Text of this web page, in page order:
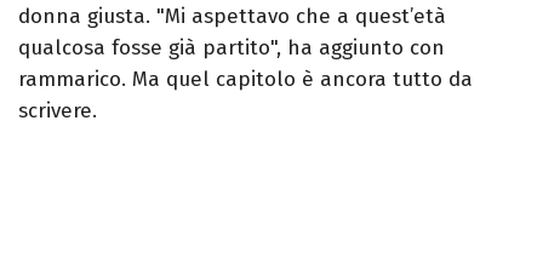
donna giusta. "Mi aspettavo che a quest’età
qualcosa fosse già partito", ha aggiunto con
rammarico. Ma quel capitolo è ancora tutto da
scrivere.